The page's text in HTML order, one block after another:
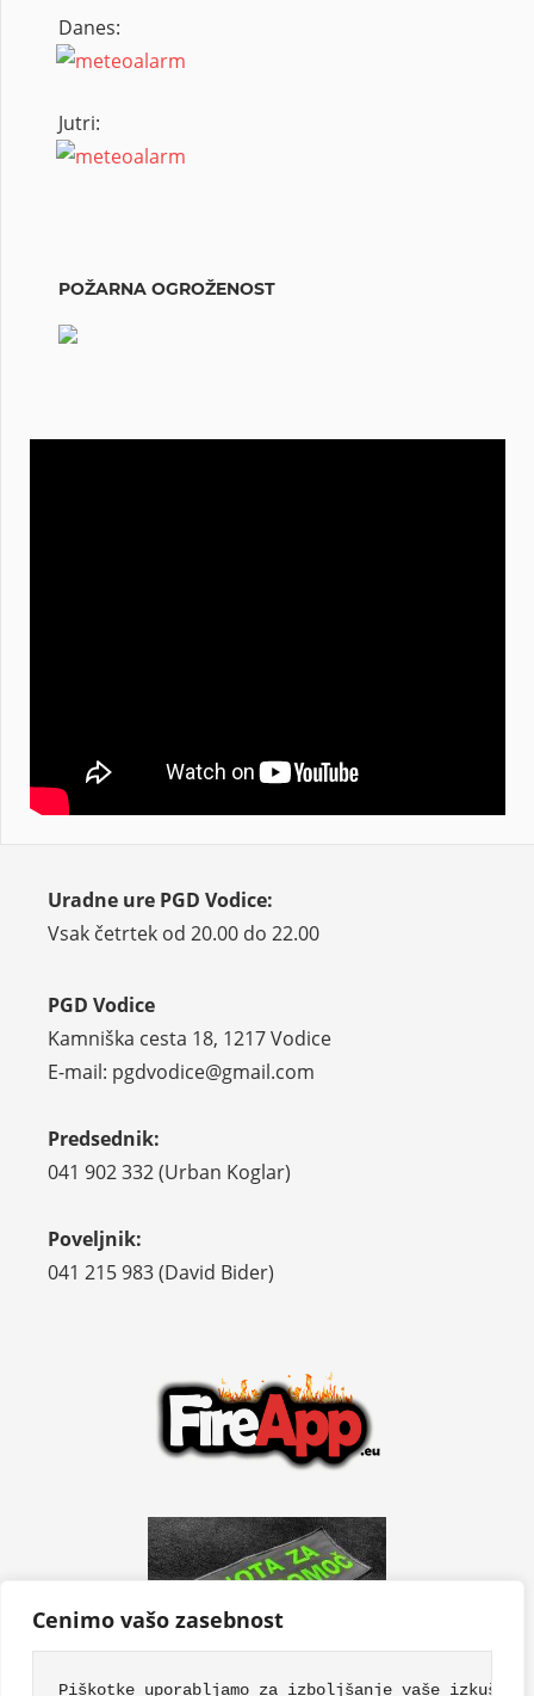
Cenimo vašo zasebnost
Piškotke uporabljamo za izboljšanje vaše
Danes:
Jutri:
POŽARNA OGROŽENOST
Uradne ure PGD Vodice:
Vsak četrtek od 20.00 do 22.00
PGD Vodice
Kamniška cesta 18, 1217 Vodice
E-mail: pgdvodice@gmail.com
Predsednik:
041 902 332 (Urban Koglar)
Poveljnik:
041 215 983 (David Bider)